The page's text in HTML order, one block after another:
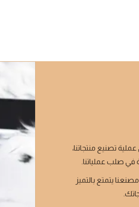
تصنيع منتجاتنا،
في صلب عملياتنا.
يتمتع بالتميز